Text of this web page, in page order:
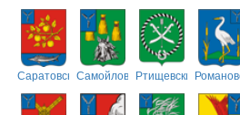
СаратовскийСамойловскийРтищевский